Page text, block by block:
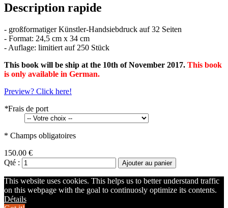
Description rapide
- großformatiger Künstler-Handsiebdruck auf 32 Seiten
- Format: 24,5 cm x 34 cm
- Auflage: limitiert auf 250 Stück
This book will be ship at the 10th of November 2017. This book
is only available in German.
Preview? Click here!
*Frais de port
* Champs obligatoires
150.00 €
Qté :
Ajouter au panier
This website uses cookies. This helps us to better understand traffic
on this webpage with the goal to continuosly optimize its contents.
Détails